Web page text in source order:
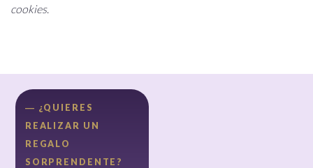
cookies.
― ¿QUIERES
REALIZAR UN
REGALO
SORPRENDENTE?